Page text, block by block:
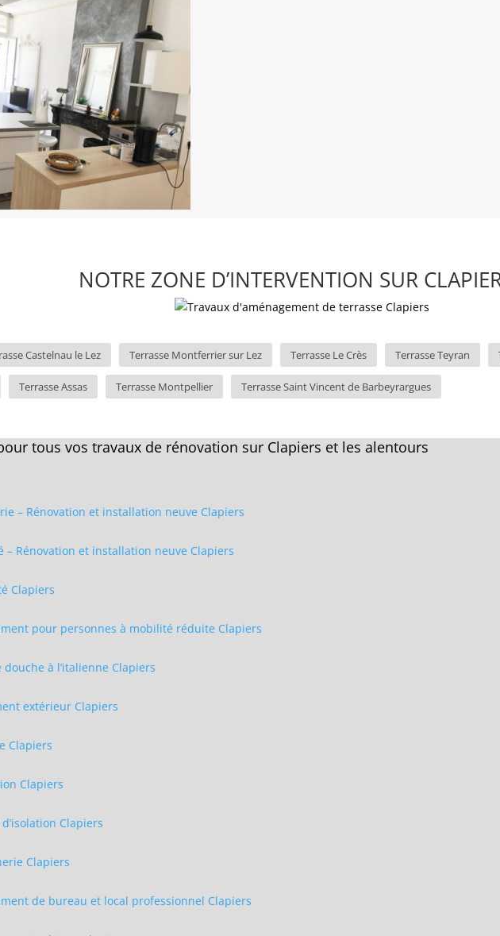
NOTRE ZONE D’INTERVENTION SUR
Castelnau le Lez Terrasse Montferrier sur Lez Terrasse Le Crès Terrasse Teyran
Terrasse Assas Terrasse Montpellier Terrasse Saint Vincent de Barbeyrargues
tous vos travaux de rénovation sur Clapiers et les alentours
– Rénovation et installation neuve Clapiers
– Rénovation et installation neuve Clapiers
Clapiers
pour personnes à mobilité réduite Clapiers
à l’italienne Clapiers
extérieur Clapiers
Clapiers
Clapiers
Clapiers
Clapiers
de bureau et local professionnel Clapiers